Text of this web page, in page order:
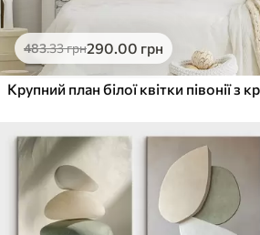
483.33грн290.00 грн